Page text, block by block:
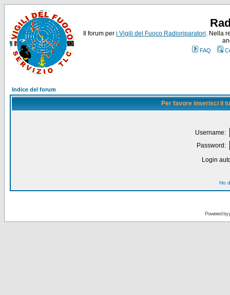
Il forum per i Vigili del Fuoco Radioriparatori. Nella
FAQ
Indice del forum
Per favore inserisci il
Username:
Password:
Login
Ho
Powered by